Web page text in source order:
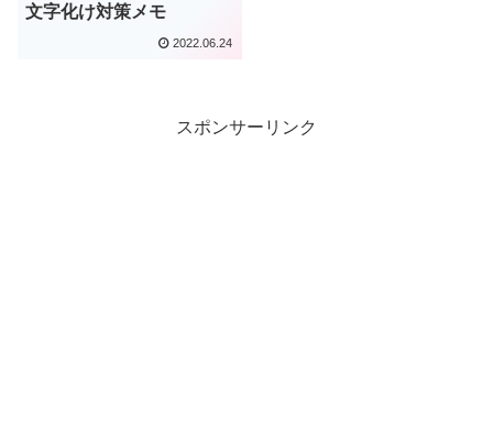
文字化け対策メモ
2022.06.24
スポンサーリンク